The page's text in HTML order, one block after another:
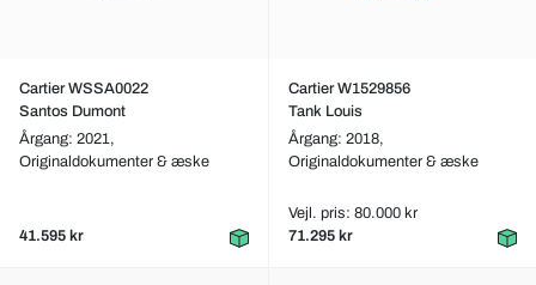
Cartier WSSA0022
Santos Dumont
Årgang: 2021,
Originaldokumenter & æske
41.595 kr
Cartier W1529856
Tank Louis
Årgang: 2018,
Originaldokumenter & æske
Vejl. pris: 80.000 kr
71.295 kr